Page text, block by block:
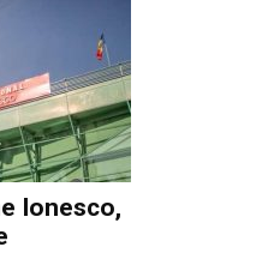
Ionesco,